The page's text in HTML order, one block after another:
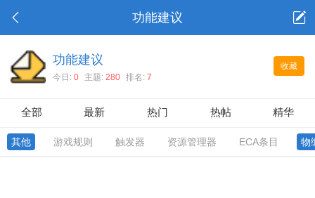
功能建议
收藏
功能建议
今日: 0 主题: 280 排名: 7
全部 最新 热门 热帖 精华
其他 游戏规则 触发器 资源管理器 ECA条目 物